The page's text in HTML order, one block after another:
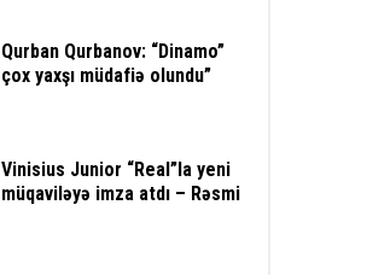
Qurban Qurbanov: “Dinamo”
çox yaxşı müdafiə olundu”
Vinisius Junior “Real”la yeni
müqaviləyə imza atdı – Rəsmi